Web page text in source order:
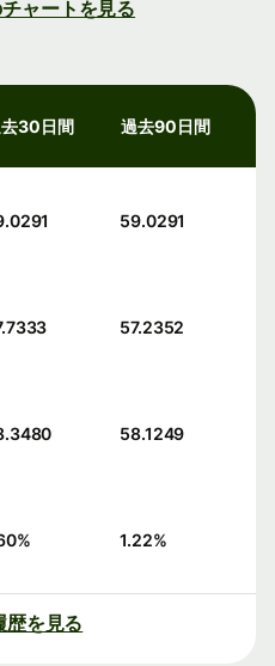
ャートを見る
30日間 過去90日間
59.0291
57.2352
58.1249
% 1.22%
歴を見る